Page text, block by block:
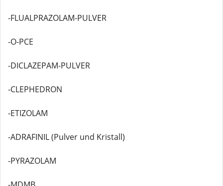
-FLUALPRAZOLAM-PULVER
-O-PCE
-DICLAZEPAM-PULVER
-CLEPHEDRON
-ETIZOLAM
-ADRAFINIL (Pulver und Kristall)
-PYRAZOLAM